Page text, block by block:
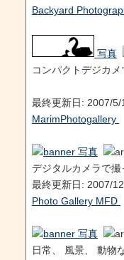
Backyard
写真
コンパクトデジカメ
最終更新日: 2007/
MarimPhotogallery
写真
デジタルカメラで撮
最終更新日: 2007/
Photo Gallery MFD
写真
日常、 風景、 動物